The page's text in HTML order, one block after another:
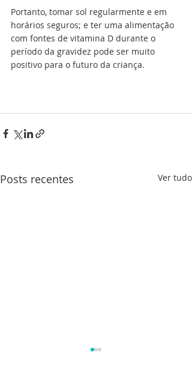
Portanto, tomar sol regularmente e em
horários seguros; e ter uma alimentação
com fontes de vitamina D durante o
período da gravidez pode ser muito
positivo para o futuro da criança.
Posts recentes Ver tudo